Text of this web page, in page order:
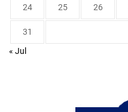
24 25 26
31
« Jul